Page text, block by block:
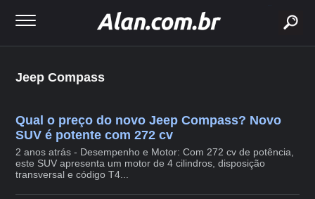
Jeep Compass
Qual o preço do novo Jeep Compass? Novo
SUV é potente com 272 cv
2 anos atrás - Desempenho e Motor: Com 272 cv de potência,
este SUV apresenta um motor de 4 cilindros, disposição
transversal e código T4...